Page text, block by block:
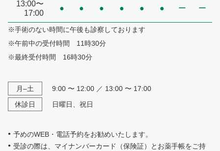
13:00〜
17:00
● ● ● ● ● ● ー ー
※手術のない時間に午後も診察しております
※午前中の受付時間 11時30分
※最終受付時間 16時30分
月–土
9:00 〜 12:00 ／ 13:00 〜 17:00
休診日
日曜日、祝日
予めのWEB・電話予約をお勧めいたします。
受診の際は、マイナンバーカード（保険証）とお薬手帳をご持